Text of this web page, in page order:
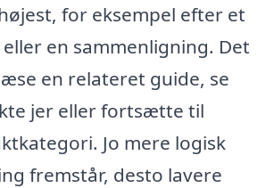
for eksempel efter et
en sammenligning. Det
en relateret guide, se
jer eller fortsætte til
Jo mere logisk
fremstår, desto lavere